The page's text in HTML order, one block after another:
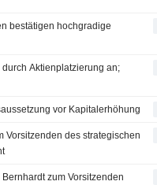
bestätigen hochgradige
Aktienplatzierung an;
vor Kapitalerhöhung
Vorsitzenden des strategischen
zum Vorsitzenden